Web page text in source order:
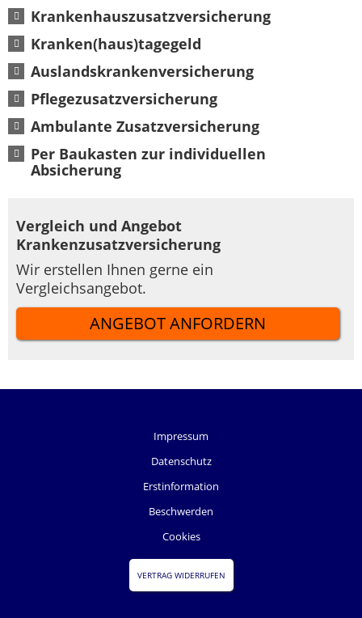
Krankenhauszusatzversicherung
Kranken(haus)tagegeld
Auslandskrankenversicherung
Pflegezusatzversicherung
Ambulante Zusatzversicherung
Per Baukasten zur individuellen
Absicherung
Vergleich und Angebot
Krankenzusatzversicherung
Wir erstellen Ihnen gerne ein
Vergleichsangebot.
ANGEBOT ANFORDERN
Impressum
Datenschutz
Erstinformation
Beschwerden
Cookies
VERTRAG WIDERRUFEN